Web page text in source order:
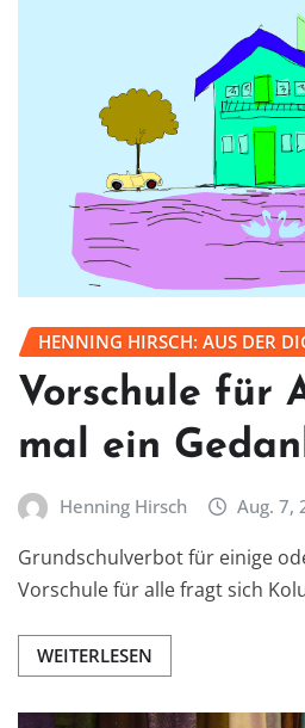
HENNING HIRSCH: AUS DER
Vorschule für
mal ein
Henning Hirsch Aug. 7,
Grundschulverbot für einige
Vorschule für alle fragt sich
WEITERLESEN